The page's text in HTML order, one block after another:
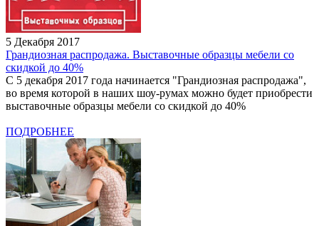
5 Декабря 2017
Грандиозная распродажа. Выставочные образцы мебели со
скидкой до 40%
С 5 декабря 2017 года начинается "Грандиозная распродажа",
во время которой в наших шоу-румах можно будет приобрести
выставочные образцы мебели со скидкой до 40%
ПОДРОБНЕЕ